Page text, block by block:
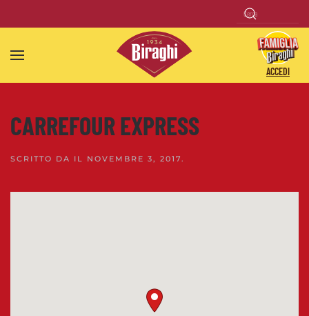
Skip to main content
ACCEDI
CARREFOUR EXPRESS
SCRITTO DA IL NOVEMBRE 3, 2017.